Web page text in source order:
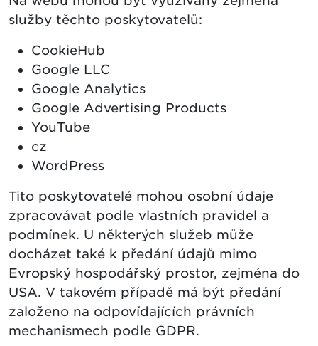
služby těchto poskytovatelů:
CookieHub
Google LLC
Google Analytics
Google Advertising Products
YouTube
cz
WordPress
Tito poskytovatelé mohou osobní údaje
zpracovávat podle vlastních pravidel a
podmínek. U některých služeb může
docházet také k předání údajů mimo
Evropský hospodářský prostor, zejména do
USA. V takovém případě má být předání
založeno na odpovídajících právních
mechanismech podle GDPR.